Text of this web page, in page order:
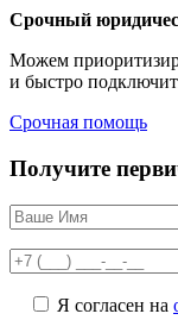
Срочный
Можем
и быстро
Срочная помощь
Получите
Я согласен на